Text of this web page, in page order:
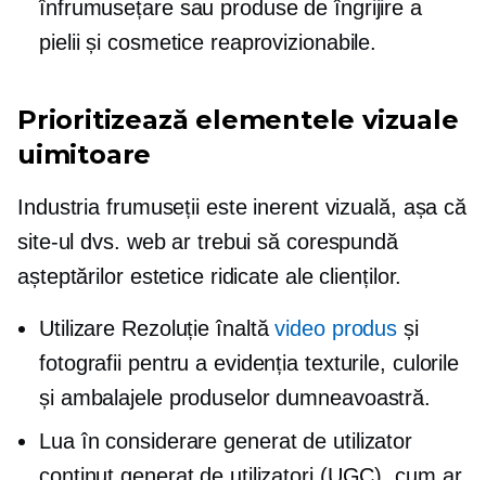
înfrumusețare sau produse de îngrijire a
pielii și cosmetice reaprovizionabile.
Prioritizează elementele vizuale
uimitoare
Industria frumuseții este inerent vizuală, așa că
site-ul dvs. web ar trebui să corespundă
așteptărilor estetice ridicate ale clienților.
Utilizare Rezoluție înaltă video produs și
fotografii pentru a evidenția texturile, culorile
și ambalajele produselor dumneavoastră.
Lua în consideraregenerat de utilizator